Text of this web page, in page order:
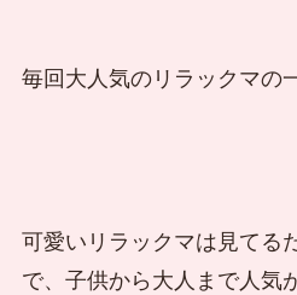
毎回大人気のリラックマの
可愛いリラックマは見てる
で、子供から大人まで人気